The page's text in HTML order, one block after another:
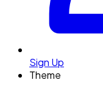
Sign Up
Theme